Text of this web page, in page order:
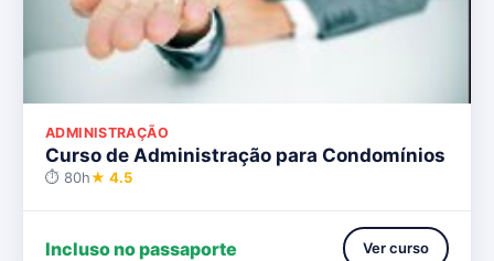
ADMINISTRAÇÃO
Curso de Administração para Condomínios
⏱ 80h★ 4.5
Incluso no passaporte Ver curso